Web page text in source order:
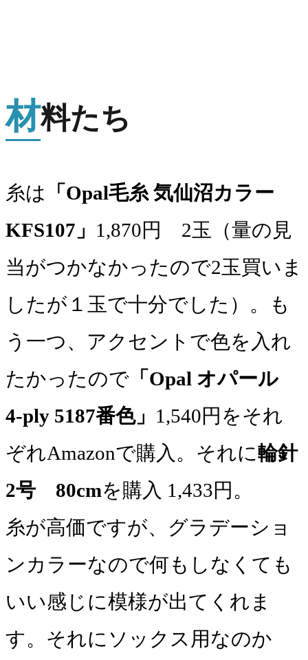
材料たち
糸は 「Opal毛糸 気仙沼カラー
KFS107」 1,870円 2玉（量の見
当がつかなかったので2玉買いま
したが１玉で十分でした）。も
う一つ、アクセントで色を入れ
たかったので 「Opal オパール
4-ply 5187番色」 1,540円をそれ
ぞれAmazonで購入。それに輪針
2号 80cmを購入 1,433円。
糸が高価ですが、グラデーショ
ンカラーなので何もしなくても
いい感じに模様が出てくれま
す。それにソックス用なのか